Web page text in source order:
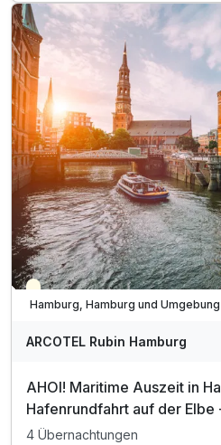
inkl. Late Check out bis 14.00 Uhr
inkl. W-LAN Nutzung im Hotel &
inkl. Kinder bis 5 Jahren
Teilweise ausgelastet
Hamburg, Hamburg und Umgebung
ARCOTEL Rubin Hamburg
AHOI! Maritime Auszeit in
Hafenrundfahrt auf der Elbe
4 Übernachtungen